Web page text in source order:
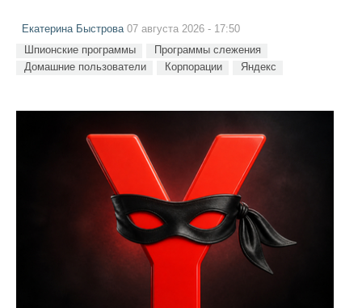
Екатерина Быстрова07 августа 2026 - 17:50
Шпионские программы
Программы слежения
Домашние пользователи
Корпорации Яндекс